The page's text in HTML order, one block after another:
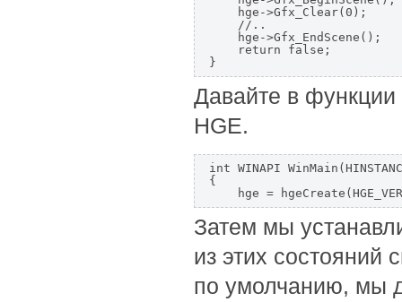
    hge->Gfx_Clear(0);
    //..
    hge->Gfx_EndScene();
    return false;
Давайте в
HGE.
int WINAPI
{
Затем мы
из этих состояний
по умолчанию, мы